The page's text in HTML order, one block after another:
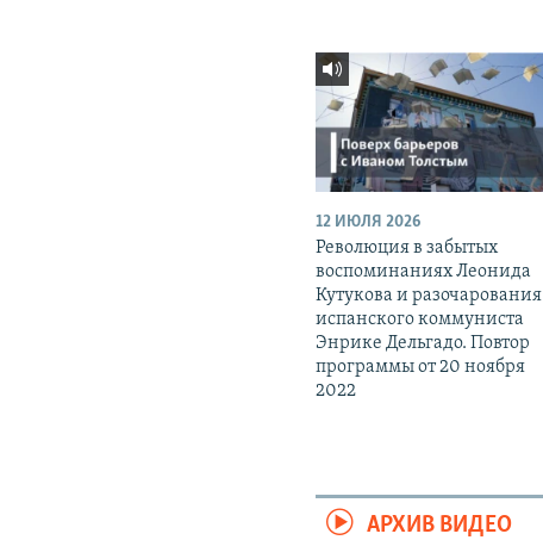
12 ИЮЛЯ 2026
Революция в забытых
воспоминаниях Леонида
Кутукова и разочарования
испанского коммуниста
Энрике Дельгадо. Повтор
программы от 20 ноября
2022
АРХИВ ВИДЕО